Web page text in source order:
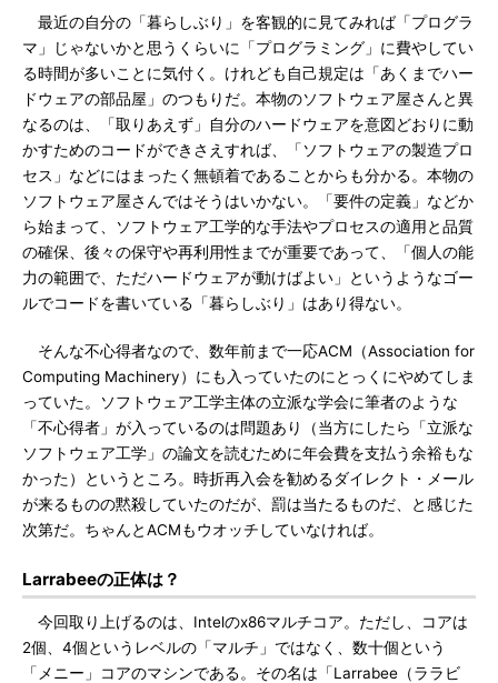
最近の自分の「暮らしぶり」を客観的に見てみれば「プログラ
マ」じゃないかと思うくらいに「プログラミング」に費やしてい
る時間が多いことに気付く。けれども自己規定は「あくまでハー
ドウェアの部品屋」のつもりだ。本物のソフトウェア屋さんと異
なるのは、「取りあえず」自分のハードウェアを意図どおりに動
かすためのコードができさえすれば、「ソフトウェアの製造プロ
セス」などにはまったく無頓着であることからも分かる。本物の
ソフトウェア屋さんではそうはいかない。「要件の定義」などか
ら始まって、ソフトウェア工学的な手法やプロセスの適用と品質
の確保、後々の保守や再利用性までが重要であって、「個人の能
力の範囲で、ただハードウェアが動けばよい」というようなゴー
ルでコードを書いている「暮らしぶり」はあり得ない。
そんな不心得者なので、数年前まで一応ACM（Association for
Computing Machinery）にも入っていたのにとっくにやめてしま
っていた。ソフトウェア工学主体の立派な学会に筆者のような
「不心得者」が入っているのは問題あり（当方にしたら「立派な
ソフトウェア工学」の論文を読むために年会費を支払う余裕もな
かった）というところ。時折再入会を勧めるダイレクト・メール
が来るものの黙殺していたのだが、罰は当たるものだ、と感じた
次第だ。ちゃんとACMもウオッチしていなければ。
Larrabeeの正体は？
今回取り上げるのは、Intelのx86マルチコア。ただし、コアは
2個、4個というレベルの「マルチ」ではなく、数十個という
「メニー」コアのマシンである。その名は「Larrabee（ララビ